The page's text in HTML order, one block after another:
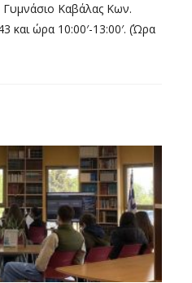
Καβάλας Κων.
και ώρα 10:00′-13:00′. (Ώρα